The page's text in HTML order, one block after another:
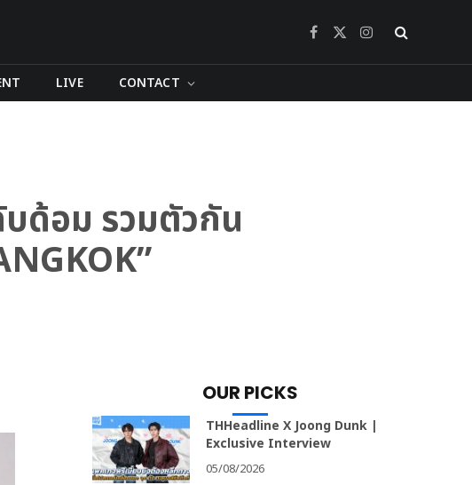
Facebook
X
Instagram
LIVE CONTACT
บด้อม รวมตัวกัน
OUR PICKS
THHeadline X Joong Dunk |
Exclusive Interview
05/08/2026